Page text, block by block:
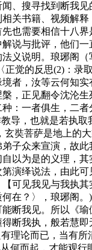
、搜寻找到断我
关书籍、视频解
也需要相信十八
说与批评，他们
义说明。琅琊阁
正觉的反思(2)：录
者，汝等云何知
，正见翻令沈沦
：一者俱生，二者
导，也就是若执
玄奘菩萨是地上的
子众来宣演，故
以为是的义理，
演绎说法，由此
可见我见与我执
在？〉，琅琊阁
断我见。所以《
断我执，般若慧
理论而已，当有